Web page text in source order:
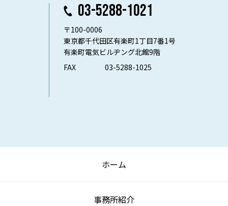
03-5288-1021
〒100-0006
東京都千代田区有楽町1丁目7番1号
有楽町電気ビルヂング北館9階
FAX
03-5288-1025
ホーム
事務所紹介